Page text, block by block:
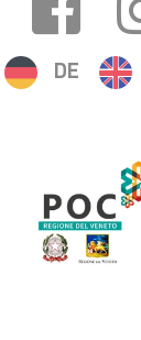
DE